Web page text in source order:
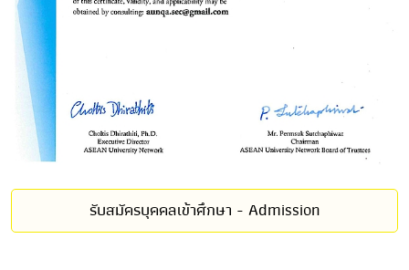
รับสมัครบุคคลเข้าศึกษา - Admission